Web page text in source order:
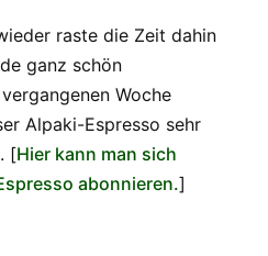
raste die Zeit dahin
ganz schön
Woche
Alpaki-Espresso sehr
[Hier kann man sich
abonnieren.]